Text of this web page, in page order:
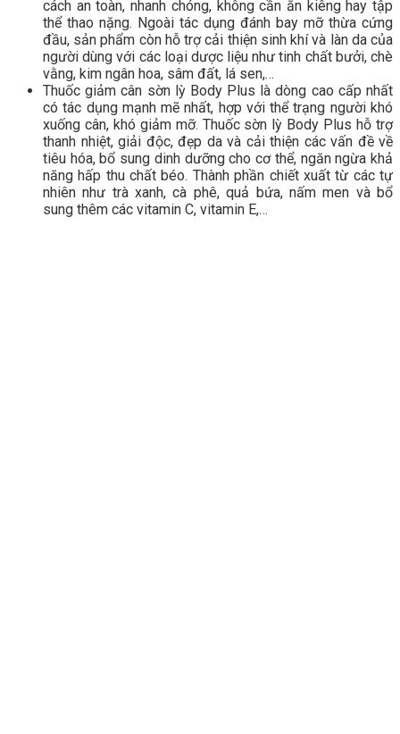
cách an toàn, nhanh chóng, không cần ăn kiêng hay tập
thể thao nặng. Ngoài tác dụng đánh bay mỡ thừa cứng
đầu, sản phẩm còn hỗ trợ cải thiện sinh khí và làn da của
người dùng với các loại dược liệu như tinh chất bưởi, chè
vằng, kim ngân hoa, sâm đất, lá sen,…
Thuốc giảm cân sờn lỳ Body Plus là dòng cao cấp nhất
có tác dụng mạnh mẽ nhất, hợp với thể trạng người khó
xuống cân, khó giảm mỡ. Thuốc sờn lỳ Body Plus hỗ trợ
thanh nhiệt, giải độc, đẹp da và cải thiện các vấn đề về
tiêu hóa, bổ sung dinh dưỡng cho cơ thể, ngăn ngừa khả
năng hấp thu chất béo. Thành phần chiết xuất từ các tự
nhiên như trà xanh, cà phê, quả bứa, nấm men và bổ
sung thêm các vitamin C, vitamin E,…